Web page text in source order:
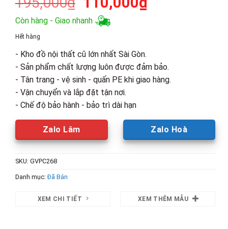
gốc
110,000₫.
Còn hàng - Giao nhanh
Hết hàng
- Kho đồ nội thất cũ lớn nhất Sài Gòn.
- Sản phẩm chất lượng luôn được đảm bảo.
- Tân trang - vệ sinh - quấn PE khi giao hàng.
- Vận chuyển và lắp đặt tận nơi.
- Chế độ bảo hành - bảo trì dài hạn
Zalo Lâm Zalo Hoà
SKU: GVPC268
Danh mục:Đã Bán
XEM CHI TIẾT XEM THÊM MẪU